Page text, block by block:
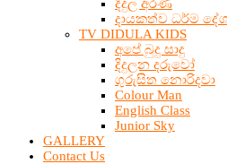
දිදුල අරණ
දායකත්ව ධර්ම
TV DIDULA KIDS
අපේ බුදු සාදු
දිදුලන දරුවෝ
ගුරුසිත නොරිදවා
Colour Man
English Class
Junior Sky
GALLERY
Contact Us